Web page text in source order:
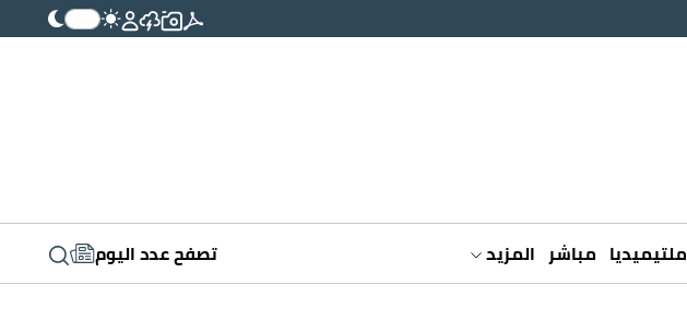
ملتيميديا مباشر المزيد تصفح عدد اليوم